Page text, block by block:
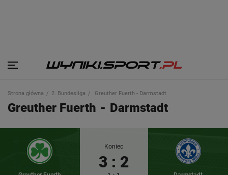
Strona główna 2. Bundesliga Greuther Fuerth - Darmstadt
Greuther Fuerth - Darmstadt
Koniec
3 : 2